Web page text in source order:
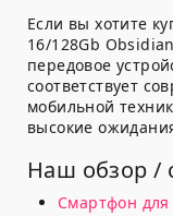
Если вы хотите
16/128Gb
передовое
соответствует
мобильной
высокие
Наш обзор /
Смартфон для